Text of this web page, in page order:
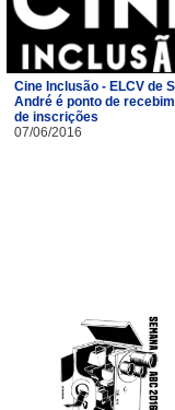
Cine Inclusão - ELCV de
André é ponto de
de inscrições
07/06/2016